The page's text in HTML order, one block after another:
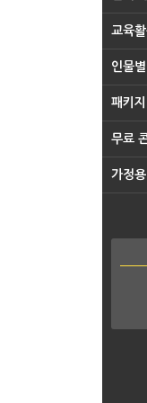
교육
인물
패키지
무료
가정